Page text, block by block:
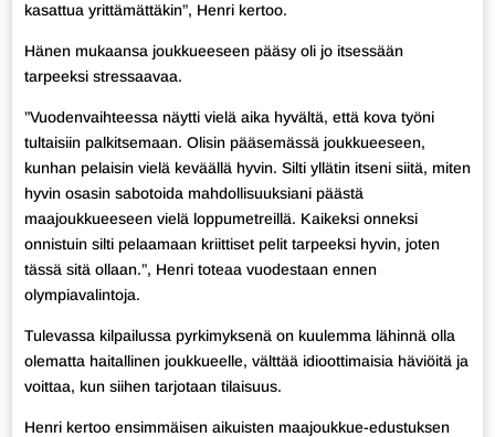
kasattua yrittämättäkin”, Henri kertoo.
Hänen mukaansa joukkueeseen pääsy oli jo itsessään
tarpeeksi stressaavaa.
”Vuodenvaihteessa näytti vielä aika hyvältä, että kova työni
tultaisiin palkitsemaan. Olisin pääsemässä joukkueeseen,
kunhan pelaisin vielä keväällä hyvin. Silti yllätin itseni siitä, miten
hyvin osasin sabotoida mahdollisuuksiani päästä
maajoukkueeseen vielä loppumetreillä. Kaikeksi onneksi
onnistuin silti pelaamaan kriittiset pelit tarpeeksi hyvin, joten
tässä sitä ollaan.”, Henri toteaa vuodestaan ennen
olympiavalintoja.
Tulevassa kilpailussa pyrkimyksenä on kuulemma lähinnä olla
olematta haitallinen joukkueelle, välttää idioottimaisia häviöitä ja
voittaa, kun siihen tarjotaan tilaisuus.
Henri kertoo ensimmäisen aikuisten maajoukkue-edustuksen